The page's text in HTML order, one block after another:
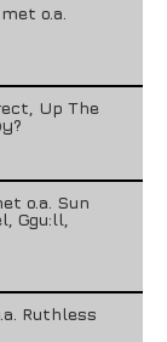
o.a.
Up The
o.a. Sun
Ggu:ll,
Ruthless